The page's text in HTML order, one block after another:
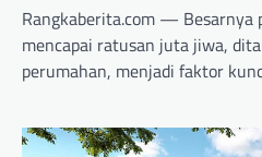
Rangkaberita.com — Besarnya
mencapai ratusan juta jiwa,
perumahan, menjadi faktor